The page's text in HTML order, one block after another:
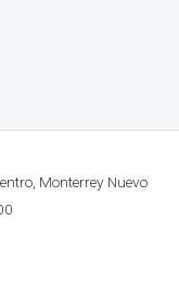
Monterrey Nuevo